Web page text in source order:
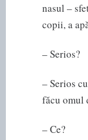
nasul –
copii, a
– Serios?
– Serios
făcu omul
– Ce?